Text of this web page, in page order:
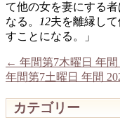
て他の女を妻にする
なる。 12夫を離縁し
すことになる。」
← 年間第7木曜日 年間
年間第7土曜日 年間
カテゴリー